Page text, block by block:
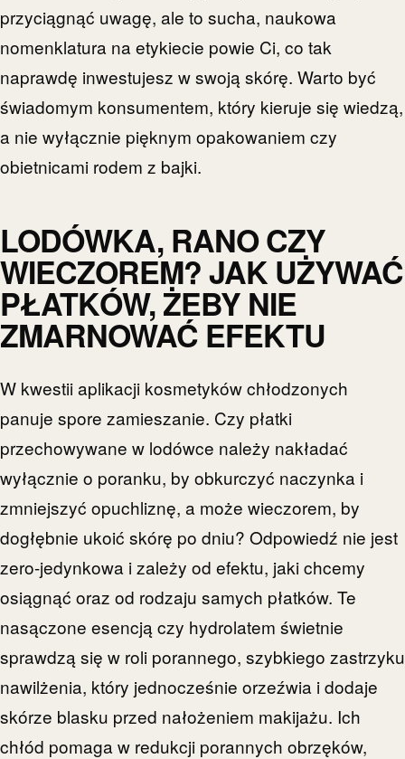
przyciągnąć uwagę, ale to sucha, naukowa
nomenklatura na etykiecie powie Ci, co tak
naprawdę inwestujesz w swoją skórę. Warto być
świadomym konsumentem, który kieruje się wiedzą,
a nie wyłącznie pięknym opakowaniem czy
obietnicami rodem z bajki.
LODÓWKA, RANO CZY
WIECZOREM? JAK UŻYWAĆ
PŁATKÓW, ŻEBY NIE
ZMARNOWAĆ EFEKTU
W kwestii aplikacji kosmetyków chłodzonych
panuje spore zamieszanie. Czy płatki
przechowywane w lodówce należy nakładać
wyłącznie o poranku, by obkurczyć naczynka i
zmniejszyć opuchliznę, a może wieczorem, by
dogłębnie ukoić skórę po dniu? Odpowiedź nie jest
zero-jedynkowa i zależy od efektu, jaki chcemy
osiągnąć oraz od rodzaju samych płatków. Te
nasączone esencją czy hydrolatem świetnie
sprawdzą się w roli porannego, szybkiego zastrzyku
nawilżenia, który jednocześnie orzeźwia i dodaje
skórze blasku przed nałożeniem makijażu. Ich
chłód pomaga w redukcji porannych obrzęków,